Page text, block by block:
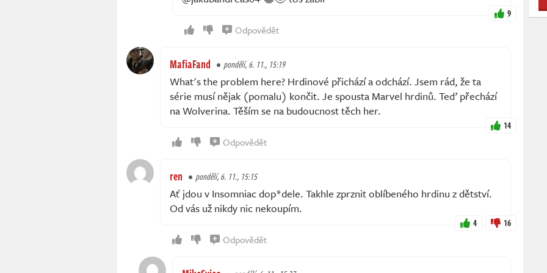
9
Odpovědět
MafiaFand pondělí, 6. 11., 15:19
What's the problem here? Hrdinové přichází a odchází. Jsem rád, že ta
série musí nějak (pomalu) končit. Je spousta Marvel hrdinů. Teď přechází
na Wolverina. Těším se na budoucnost těch her.
14
Odpovědět
ren pondělí, 6. 11., 15:15
Ať jdou v Insomniac dop*dele. Takhle zprznit oblíbeného hrdinu z dětství.
Od vás už nikdy nic nekoupím.
4 16
Odpovědět